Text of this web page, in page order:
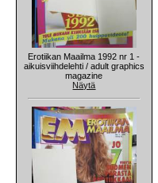
Erotiikan Maailma 1992 nr 1 -
aikuisviihdelehti / adult graphics
magazine
Näytä